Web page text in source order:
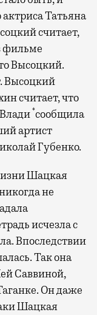
Татьяна
считает,
фильме
Высоцкий.
Высоцкий
считает, что
*сообщила
артист
Губенко.
Шацкая
не
исчезла с
Впоследствии
Так она
Саввиной,
Он даже
Шацкая